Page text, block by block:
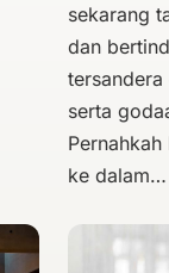
sekarang
dan
serta
ke dalam…